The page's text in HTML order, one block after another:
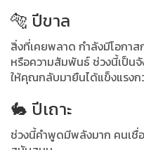
🐅 ปีขาล
สิ่งที่เคยพลาด กำลังมีโอกาส
หรือความสัมพันธ์ ช่วงนี้เป็นจั
ให้คุณกลับมายืนได้แข็งแรงก
🐇 ปีเถาะ
ช่วงนี้คำพูดมีพลังมาก คนเ